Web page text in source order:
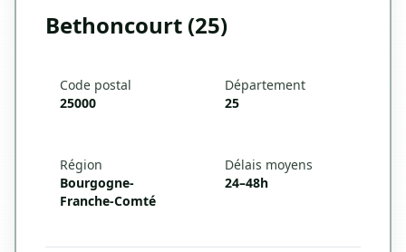
Bethoncourt (25)
Code postal
25000
Département
25
Région
Bourgogne-
Franche-Comté
Délais moyens
24–48h